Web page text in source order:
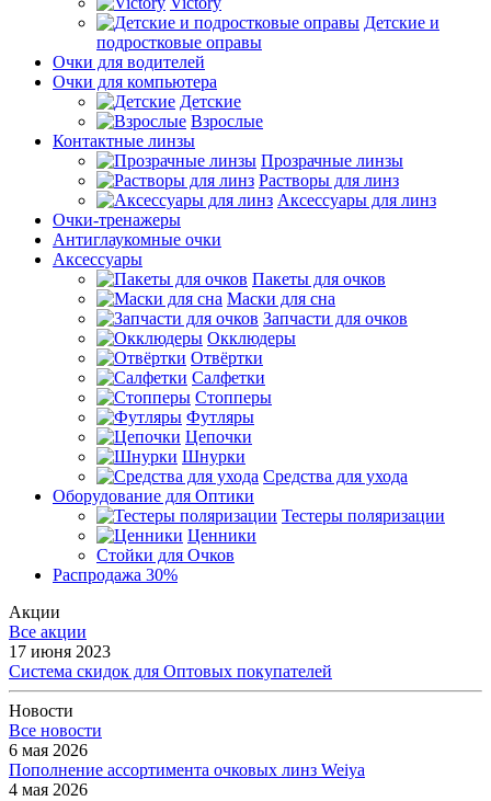
Детские и
подростковые оправы
Очки для водителей
Очки для компьютера
Детские
Взрослые
Контактные линзы
Прозрачные линзы
Растворы для линз
Аксессуары для линз
Очки-тренажеры
Антиглаукомные очки
Аксессуары
Пакеты для очков
Маски для сна
Запчасти для очков
Окклюдеры
Отвёртки
Салфетки
Стопперы
Футляры
Цепочки
Шнурки
Средства для ухода
Оборудование для Оптики
Тестеры поляризации
Ценники
Стойки для Очков
Распродажа 30%
Акции
Все акции
17 июня 2023
Система скидок для Оптовых покупателей
Новости
Все новости
6 мая 2026
Пополнение ассортимента очковых линз Weiya
4 мая 2026